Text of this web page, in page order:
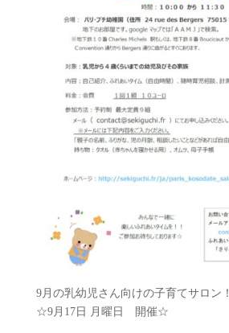
9月の乳幼児さん向けの子育てサロン！
☆9月17日 月曜日 開催☆